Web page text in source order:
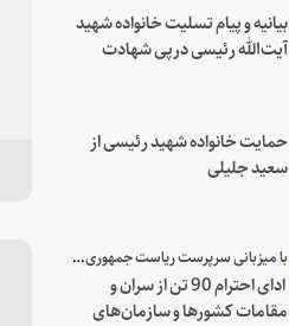
بیانیه و پیام تسلیت خانواده شهید
آیت‌الله رئیسی درپی شهادت
حمایت خانواده شهید رئیسی از
سعید جلیلی
با میزبانی سرپرست ریاست جمهوری صورت گرفت؛
ادای احترام 90 تن از سران و
مقامات کشورها و سازمان‌های